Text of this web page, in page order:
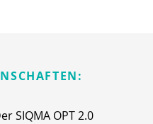
SIQMA OPT 2.0